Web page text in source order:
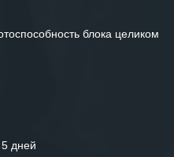
блока целиком
дней